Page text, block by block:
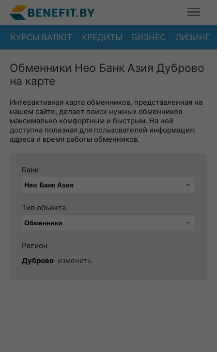
КУРСЫ ВАЛЮТ КРЕДИТЫ БИЗНЕС ЛИЗИНГ
Обменники Нео Банк Азия Дуброво
на карте
Интерактивная карта обменников, представленная на
нашем сайте, делает поиск нужных обменников
максимально комфортным и быстрым. На ней
доступна полезная для пользователей информация:
адреса и время работы обменников.
Банк
Тип объекта
Регион
Дуброво изменить